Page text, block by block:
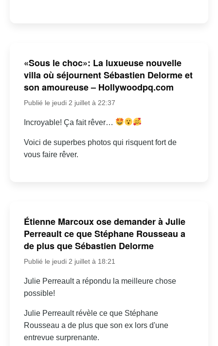
«Sous le choc»: La luxueuse nouvelle
villa où séjournent Sébastien Delorme et
son amoureuse – Hollywoodpq.com
Publié le jeudi 2 juillet à 22:37
Incroyable! Ça fait rêver…
Voici de superbes photos qui risquent fort de
vous faire rêver.
Étienne Marcoux ose demander à Julie
Perreault ce que Stéphane Rousseau a
de plus que Sébastien Delorme
Publié le jeudi 2 juillet à 18:21
Julie Perreault a répondu la meilleure chose
possible!
Julie Perreault révèle ce que Stéphane
Rousseau a de plus que son ex lors d'une
entrevue surprenante.